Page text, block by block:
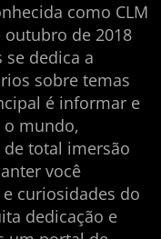
como CLM
de 2018
se dedica a
sobre temas
é informar e
o mundo,
total imersão
você
curiosidades do
dedicação e